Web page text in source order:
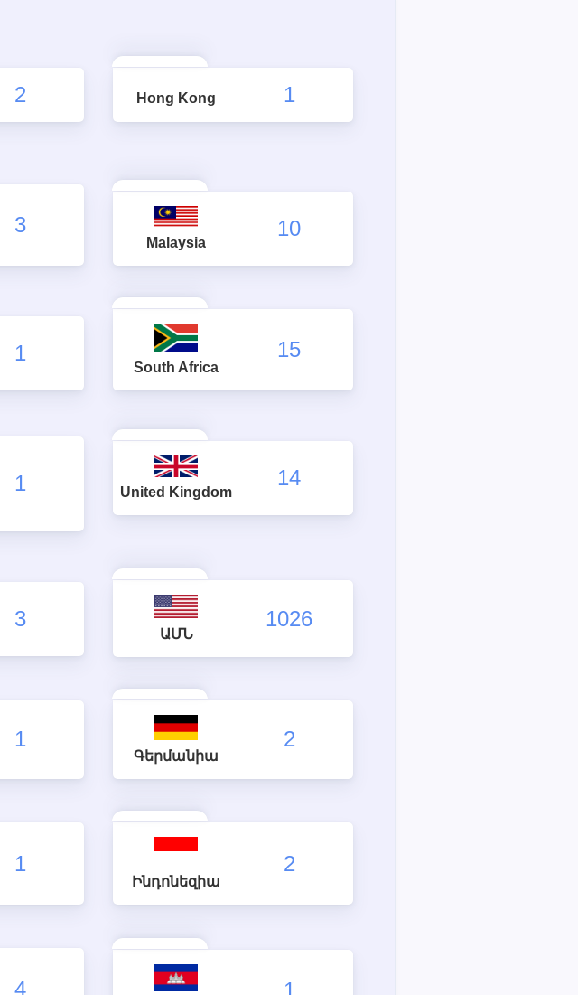
2 Hong Kong 1
3
Malaysia
10
1
South Africa
15
1 United Kingdom
14
3
ԱՄՆ
1026
1
Գերմանիա
2
1
Ինդոնեզիա
2
4 1